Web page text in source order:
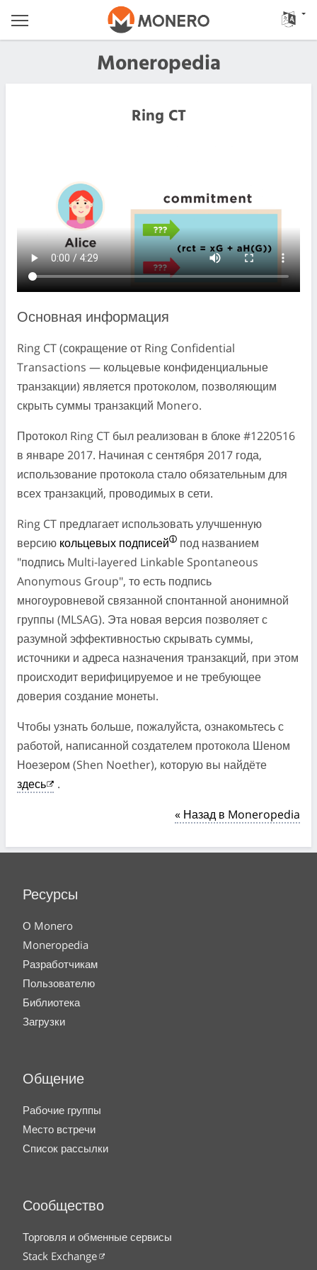
Moneropedia
Ring CT
Основная информация
Ring CT (сокращение от Ring Confidential
Transactions — кольцевые конфиденциальные
транзакции) является протоколом, позволяющим
скрыть суммы транзакций Monero.
Протокол Ring CT был реализован в блоке #1220516
в январе 2017. Начиная с сентября 2017 года,
использование протокола стало обязательным для
всех транзакций, проводимых в сети.
Ring CT предлагает использовать улучшенную
версию кольцевых подписей
под названием
"подпись Multi-layered Linkable Spontaneous
Anonymous Group", то есть подпись
многоуровневой связанной спонтанной анонимной
группы (MLSAG). Эта новая версия позволяет с
разумной эффективностью скрывать суммы,
источники и адреса назначения транзакций, при этом
происходит верифицируемое и не требующее
доверия создание монеты.
Чтобы узнать больше, пожалуйста, ознакомьтесь с
работой, написанной создателем протокола Шеном
Ноезером (Shen Noether), которую вы найдёте
здесь
.
« Назад в Moneropedia
Ресурсы
О Monero
Moneropedia
Разработчикам
Пользователю
Библиотека
Загрузки
Общение
Рабочие группы
Место встречи
Список рассылки
Сообщество
Торговля и обменные сервисы
Stack Exchange